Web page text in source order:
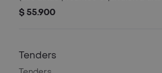
trozo de ala) + 2 Papas Pequeñas + 2
$ 55.900
Tenders